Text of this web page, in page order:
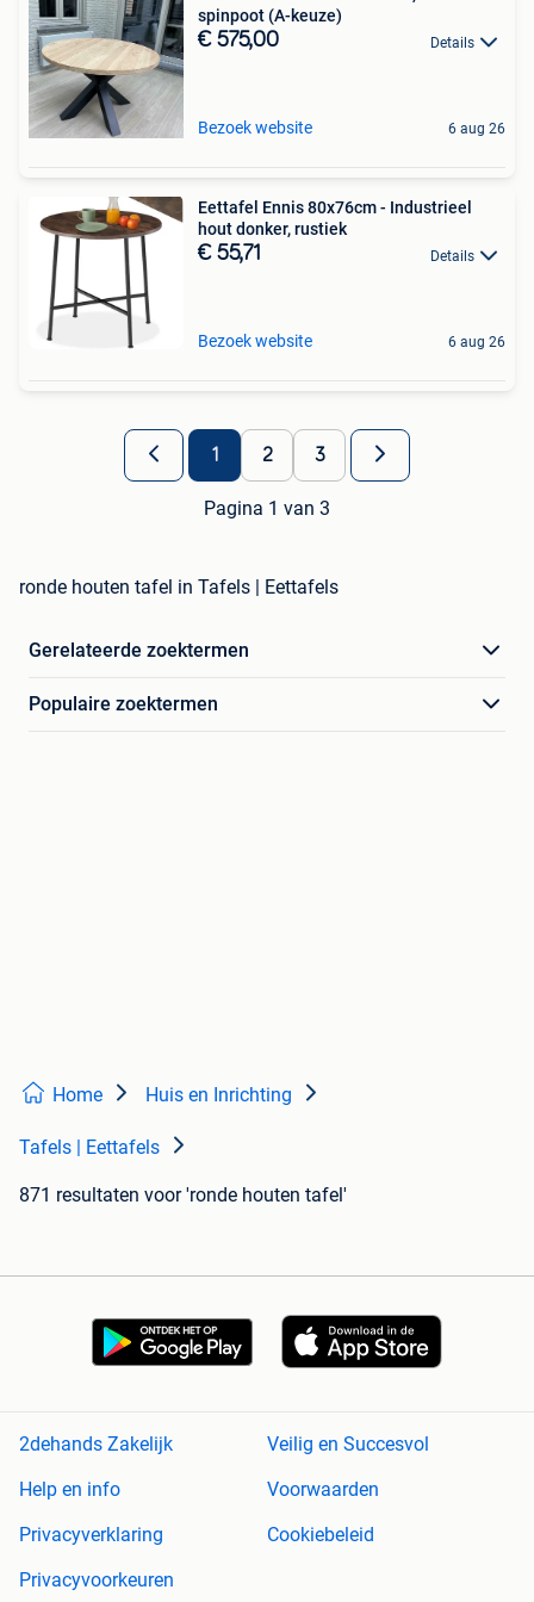
spinpoot (A-keuze)
€ 575,00 Details
Bezoek website 6 aug 26
Eettafel Ennis 80x76cm - Industrieel
hout donker, rustiek
€ 55,71 Details
Bezoek website 6 aug 26
1 2 3
Pagina 1 van 3
ronde houten tafel in Tafels | Eettafels
Gerelateerde zoektermen
Populaire zoektermen
Home Huis en Inrichting
Tafels | Eettafels
871 resultaten voor 'ronde houten tafel'
2dehands Zakelijk
Veilig en Succesvol
Help en info
Voorwaarden
Privacyverklaring
Cookiebeleid
Privacyvoorkeuren